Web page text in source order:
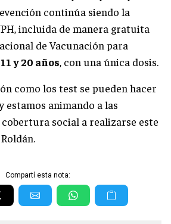
continúa siendo la
incluida de manera gratuita
de Vacunación para
11 y 20 años, con una única dosis.
como los test se pueden hacer
animando a las
social a realizarse este
Compartí esta nota: